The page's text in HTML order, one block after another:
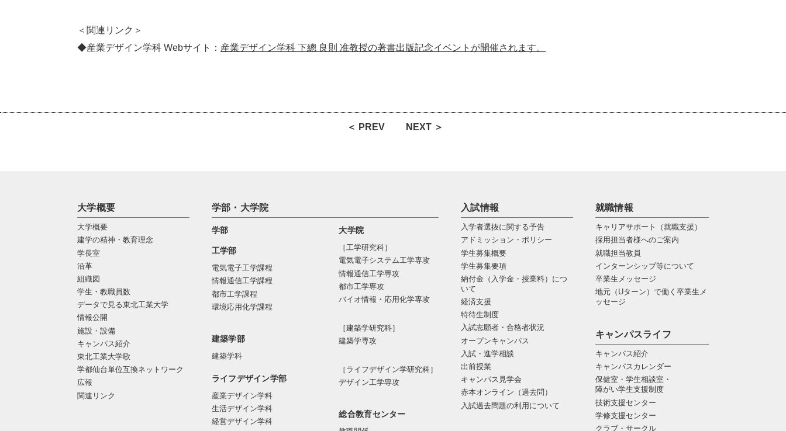
＜関連リンク＞
◆産業デザイン学科 Webサイト： 産業デザイン学科 下總 良則 准教授の著書出版記念イベントが開催されます。
＜ PREV NEXT ＞
大学概要
大学概要
建学の精神・教育理念
学長室
沿革
組織図
学生・教職員数
データで見る東北工業大学
情報公開
施設・設備
キャンパス紹介
東北工業大学歌
学都仙台単位互換ネットワーク
広報
関連リンク
学部・大学院
学部
工学部
電気電子工学課程
情報通信工学課程
都市工学課程
環境応用化学課程
建築学部
建築学科
ライフデザイン学部
産業デザイン学科
生活デザイン学科
経営デザイン学科
大学院
［工学研究科］
電気電⼦システム⼯学専攻
情報通信⼯学専攻
都市⼯学専攻
バイオ情報・応⽤化学専攻
［建築学研究科］
建築学専攻
［ライフデザイン学研究科］
デザイン工学専攻
総合教育センター
入試情報
入学者選抜に関する予告
アドミッション・ポリシー
学生募集概要
学生募集要項
納付金（入学金・授業料）につ
いて
経済支援
特待生制度
入試志願者・合格者状況
オープンキャンパス
入試・進学相談
出前授業
キャンパス見学会
赤本オンライン（過去問）
入試過去問題の利用について
就職情報
キャリアサポート（就職支援）
採用担当者様へのご案内
就職担当教員
インターンシップ等について
卒業生メッセージ
地元（Uターン）で働く卒業生メ
ッセージ
キャンパスライフ
キャンパス紹介
キャンパスカレンダー
保健室・学生相談室・
障がい学生支援制度
技術支援センター
学修支援センター
クラブ・サークル